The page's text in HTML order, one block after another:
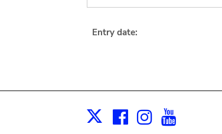
Entry date:
X Facebook
Instagram